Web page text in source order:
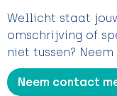
Wellicht staat
omschrijving of
niet tussen?
Neem contact